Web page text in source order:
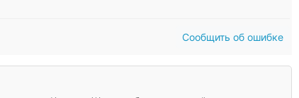
Сообщить об ошибке